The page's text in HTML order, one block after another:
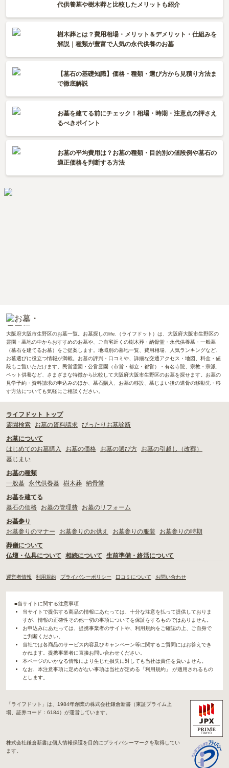
代供養墓や樹木葬と比較したメリットも紹介
樹木葬とは？費用相場・メリット＆デメリット・仕組みを
解説｜種類が豊富で人気の永代供養のお墓
【墓石の基礎知識】価格・種類・選び方から見積り方法ま
で徹底解説
お墓を建てる前にチェック！相場・時期・注意点の押さえ
るべきポイント
お墓の平均費用は？お墓の種類・目的別の値段例や墓石の
適正価格を判断する方法
大阪府大阪市生野区のお墓一覧。お墓探しのlife.（ライフドット）は、大阪府大阪市生野区の
霊園・墓地の中からおすすめのお墓や、ご自宅近くの樹木葬・納骨堂・永代供養墓・一般墓
（墓石を建てるお墓）をご提案します。地域別の墓地一覧、費用相場、人気ランキングなど、
お墓選びに役立つ情報が満載。お墓の評判・口コミや、詳細な交通アクセス・地図、料金・値
段もご覧いただけます。民営霊園・公営霊園（市営・都立・都営）・有名寺院、宗教・宗派、
ペット供養など、さまざまな特徴から比較して大阪府大阪市生野区のお墓を探せます。お墓の
見学予約・資料請求の申込みのほか、墓石購入、お墓の移設、墓じまい後の遺骨の移動先・移
す方法についても気軽にご相談ください。
ライフドット トップ
霊園検索
お墓の資料請求 ぴったりお墓診断
お墓について
はじめてのお墓購入
お墓の価格 お墓の選び方
お墓の引越し（改葬）
墓じまい
お墓の種類
一般墓
永代供養墓 樹木葬 納骨堂
お墓を建てる
墓石の価格
お墓の管理費
お墓のリフォーム
お墓参り
お墓参りのマナー
お墓参りのお供え お墓参りの服装
お墓参りの時期
葬儀について
仏壇・仏具について
相続について 生前準備・終活について
運営者情報 利用規約 プライバシーポリシー 口コミについて お問い合わせ
■当サイトに関する注意事項
当サイトで提供する商品の情報にあたっては、十分な注意を払って提供しておりま
すが、情報の正確性その他一切の事項についてを保証をするものではありません。
お申込みにあたっては、提携事業者のサイトや、利用規約をご確認の上、ご自身で
ご判断ください。
当社では各商品のサービス内容及びキャンペーン等に関するご質問にはお答えでき
かねます。提携事業者に直接お問い合わせください。
本ページのいかなる情報により生じた損失に対しても当社は責任を負いません。
なお、本注意事項に定めがない事項は当社が定める「利用規約」 が適用されるもの
とします。
「ライフドット」は、1984年創業の株式会社鎌倉新書（東証プライム上
場、証券コード：6184）が運営しています。
株式会社鎌倉新書は個人情報保護を目的にプライバシーマークを取得してい
ます。